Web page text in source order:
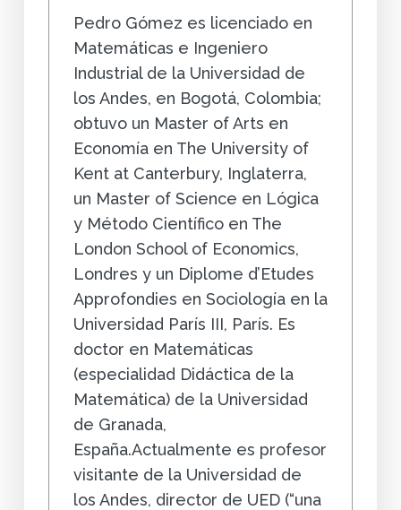
Pedro Gómez es licenciado en
Matemáticas e Ingeniero
Industrial de la Universidad de
los Andes, en Bogotá, Colombia;
obtuvo un Master of Arts en
Economía en The University of
Kent at Canterbury, Inglaterra,
un Master of Science en Lógica
y Método Científico en The
London School of Economics,
Londres y un Diplome d’Etudes
Approfondies en Sociología en la
Universidad París III, París. Es
doctor en Matemáticas
(especialidad Didáctica de la
Matemática) de la Universidad
de Granada,
España.Actualmente es profesor
visitante de la Universidad de
los Andes, director de UED (“una